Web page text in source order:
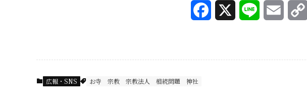
広報・SNS お寺 宗教 宗教法人 相続問題 神社